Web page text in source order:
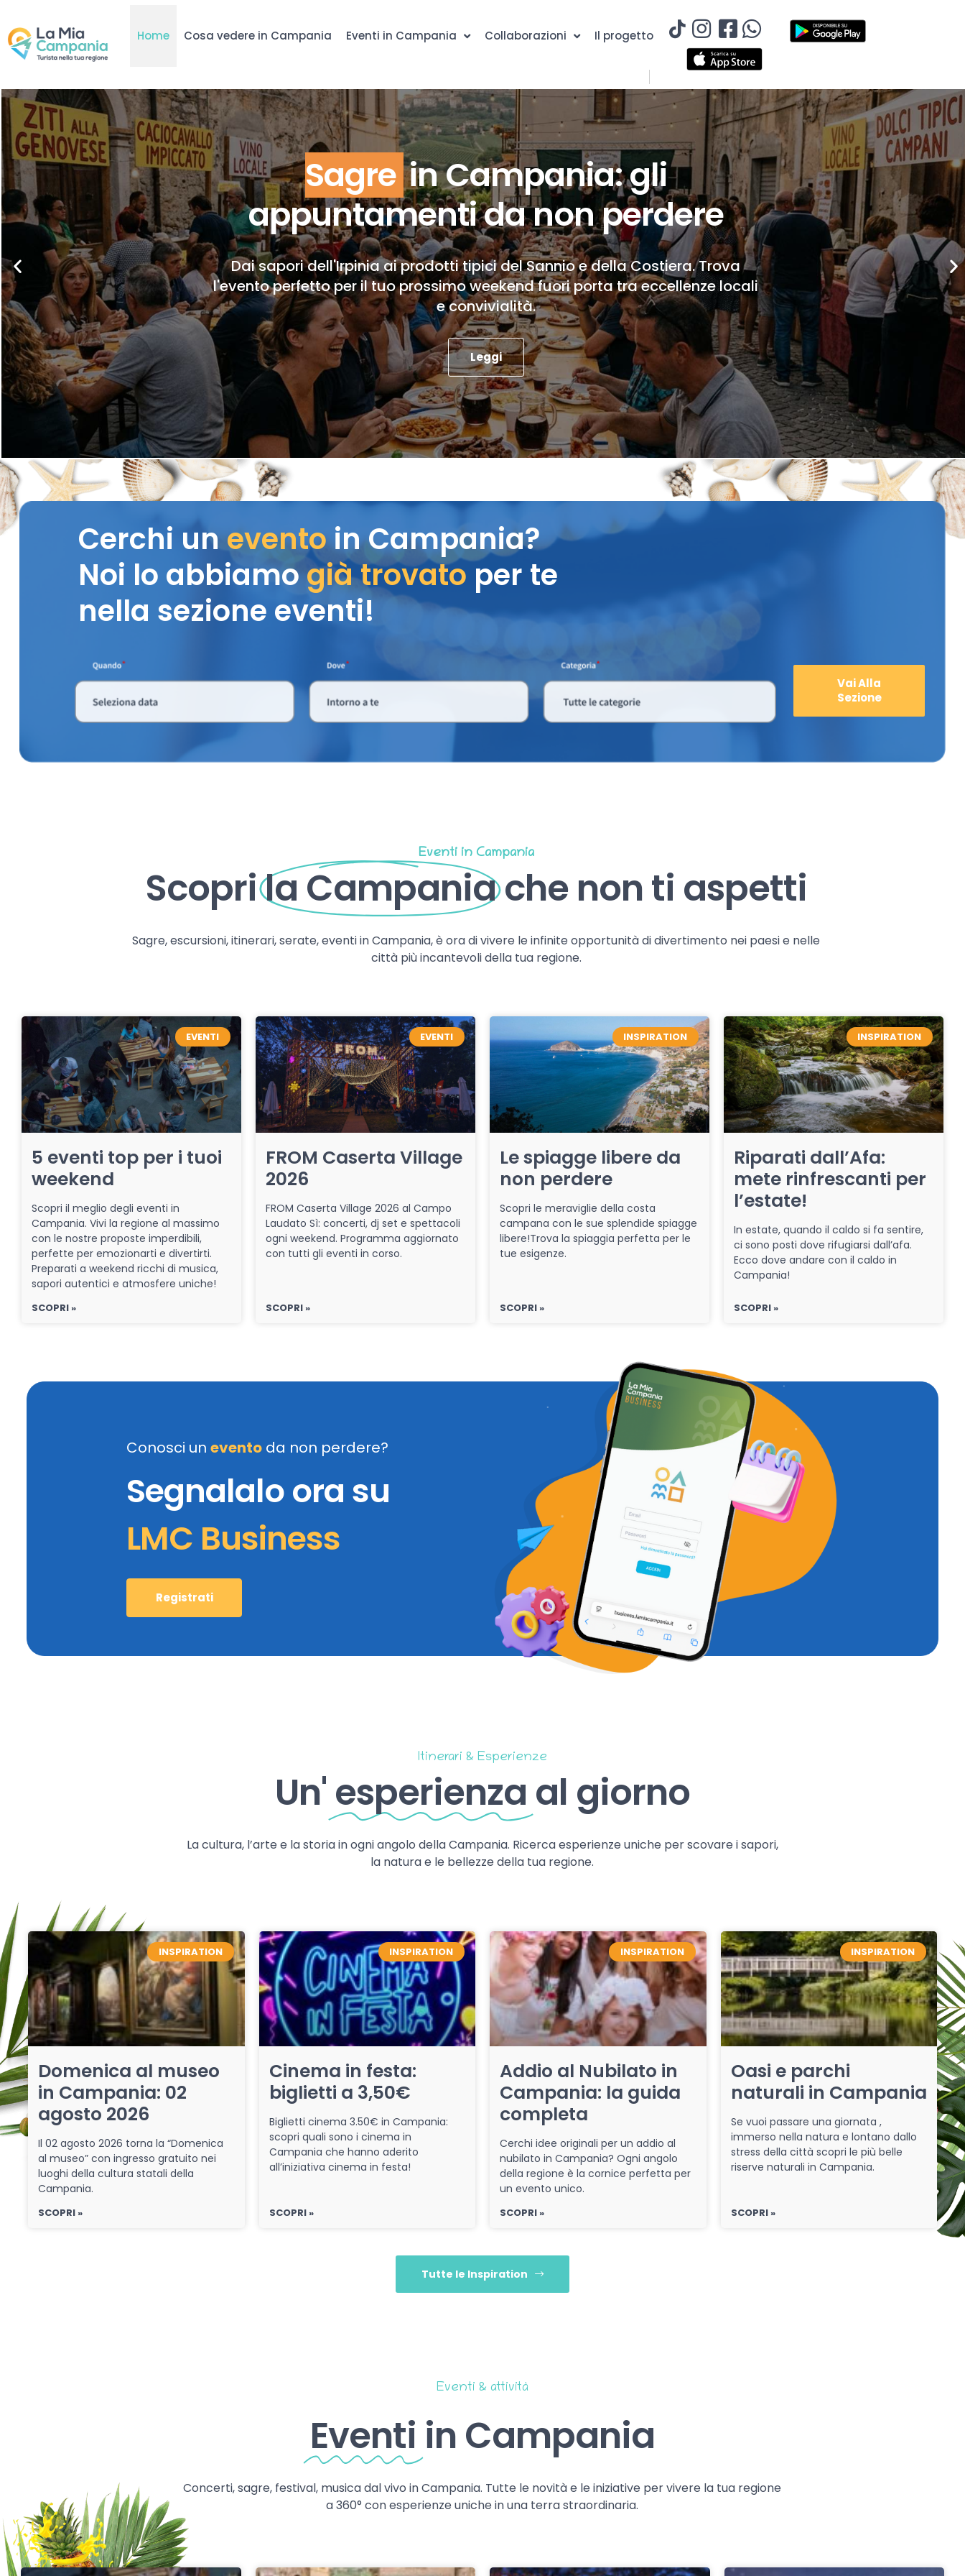
Home Cosa vedere in Campania Eventi in Campania Collaborazioni Il progetto
Sagre in Campania: gli
appuntamenti da non perdere
Dai sapori dell'Irpinia ai prodotti tipici del Sannio e della Costiera. Trova
l'evento perfetto per il tuo prossimo weekend fuori porta tra eccellenze locali
e convivialità.
Leggi
Cerchi uneventoin Campania?
Noi lo abbiamogià trovato per te
nella sezione eventi!
Vai Alla
Sezione
Eventi in Campania
Scoprila Campaniache non ti aspetti
Sagre, escursioni, itinerari, serate, eventi in Campania, è ora di vivere le infinite opportunità di divertimento nei paesi e nelle
città più incantevoli della tua regione.
EVENTI
5 eventi top per i tuoi
weekend
Scopri il meglio degli eventi in
Campania. Vivi la regione al massimo
con le nostre proposte imperdibili,
perfette per emozionarti e divertirti.
Preparati a weekend ricchi di musica,
sapori autentici e atmosfere uniche!
SCOPRI »
EVENTI
FROM Caserta Village
2026
FROM Caserta Village 2026 al Campo
Laudato Sì: concerti, dj set e spettacoli
ogni weekend. Programma aggiornato
con tutti gli eventi in corso.
SCOPRI »
INSPIRATION
Le spiagge libere da
non perdere
Scopri le meraviglie della costa
campana con le sue splendide spiagge
libere!Trova la spiaggia perfetta per le
tue esigenze.
SCOPRI »
INSPIRATION
Riparati dall’Afa:
mete rinfrescanti per
l’estate!
In estate, quando il caldo si fa sentire,
ci sono posti dove rifugiarsi dall’afa.
Ecco dove andare con il caldo in
Campania!
SCOPRI »
Conosci un evento da non perdere?
Segnalalo ora su
LMC Business
Registrati
Itinerari & Esperienze
Un' esperienza al giorno
La cultura, l’arte e la storia in ogni angolo della Campania. Ricerca esperienze uniche per scovare i sapori,
la natura e le bellezze della tua regione.
INSPIRATION
Domenica al museo
in Campania: 02
agosto 2026
Il 02 agosto 2026 torna la “Domenica
al museo” con ingresso gratuito nei
luoghi della cultura statali della
Campania.
SCOPRI »
INSPIRATION
Cinema in festa:
biglietti a 3,50€
Biglietti cinema 3.50€ in Campania:
scopri quali sono i cinema in
Campania che hanno aderito
all’iniziativa cinema in festa!
SCOPRI »
INSPIRATION
Addio al Nubilato in
Campania: la guida
completa
Cerchi idee originali per un addio al
nubilato in Campania? Ogni angolo
della regione è la cornice perfetta per
un evento unico.
SCOPRI »
INSPIRATION
Oasi e parchi
naturali in Campania
Se vuoi passare una giornata ,
immerso nella natura e lontano dallo
stress della città scopri le più belle
riserve naturali in Campania.
SCOPRI »
Tutte le Inspiration
Eventi & attività
Eventi in Campania
Concerti, sagre, festival, musica dal vivo in Campania. Tutte le novità e le iniziative per vivere la tua regione
a 360° con esperienze uniche in una terra straordinaria.